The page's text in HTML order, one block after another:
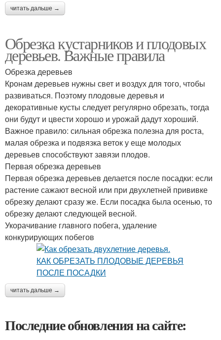
читать дальше →
Обрезка кустарников и плодовых
деревьев. Важные правила
Обрезка деревьев
Кронам деревьев нужны свет и воздух для того, чтобы
развиваться. Поэтому плодовые деревья и
декоративные кусты следует регулярно обрезать, тогда
они будут и цвести хорошо и урожай дадут хороший.
Важное правило: сильная обрезка полезна для роста,
малая обрезка и подвязка веток у еще молодых
деревьев способствуют завязи плодов.
Первая обрезка деревьев
Первая обрезка деревьев делается после посадки: если
растение сажают весной или при двухлетней прививке
обрезку делают сразу же. Если посадка была осенью, то
обрезку делают следующей весной.
Укорачивание главного побега, удаление
конкурирующих побегов
читать дальше →
Последние обновления на сайте: